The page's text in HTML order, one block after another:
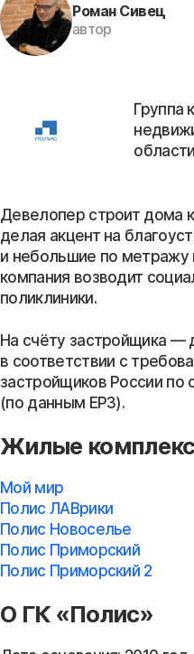
Роман Сивец
автор
Группа
Девелопер строит дома
делая акцент на
и небольшие по
компания возводит
поликлиники.
На счёту застройщика —
в соответствии с
застройщиков России
(по данным ЕРЗ).
Жилые
Мой мир
Полис ЛАВрики
Полис Новоселье
Полис Приморский
Полис Приморский 2
О ГК «Полис»